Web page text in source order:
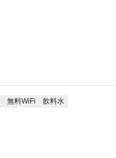
無料WiFi 飲料水